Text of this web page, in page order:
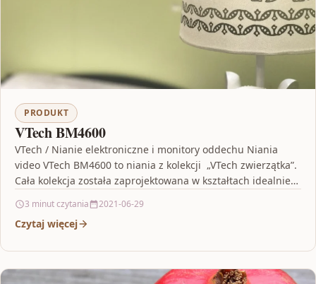
PRODUKT
VTech BM4600
VTech / Nianie elektroniczne i monitory oddechu Niania
video VTech BM4600 to niania z kolekcji „VTech zwierzątka”.
Cała kolekcja została zaprojektowana w kształtach idealnie…
3 minut czytania 2021-06-29
Czytaj więcej